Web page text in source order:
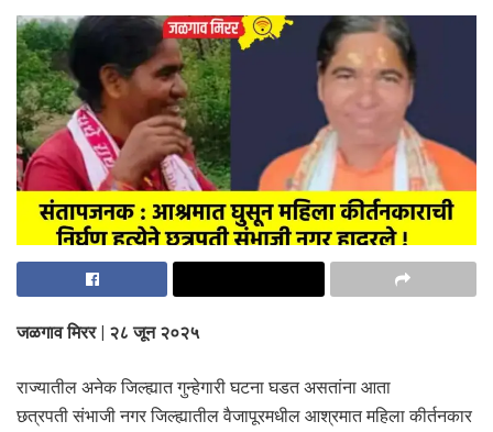
जळगाव मिरर | २८ जून २०२५
राज्यातील अनेक जिल्ह्यात गुन्हेगारी घटना घडत असतांना आता
छत्रपती संभाजी नगर जिल्ह्यातील वैजापूरमधील आश्रमात महिला कीर्तनकार